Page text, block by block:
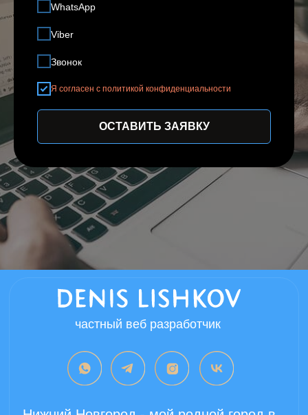
WhatsApp
Viber
Звонок
Я согласен с политикой конфиденциальности
ОСТАВИТЬ ЗАЯВКУ
Нижний Новгород - мой родной город в
котором всегда можно договориться о
личной встречи, если вы из другого
города встреча возможна в любом
удобном мессенджере.
Информация размещенная на сайте,
носит справочный характер
Политика конфиденциальности